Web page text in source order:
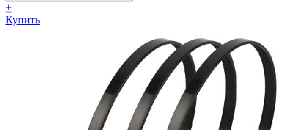
+
Купить